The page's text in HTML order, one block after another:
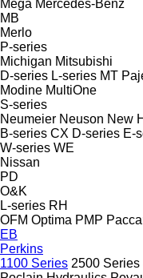
Mega Mercedes-Benz
MB
Merlo
P-series
Michigan Mitsubishi
D-series L-series MT
Modine MultiOne
S-series
Neumeier Neuson New
B-series CX D-series E-
W-series WE
Nissan
PD
O&K
L-series RH
OFM Optima PMP
EB
Perkins
1100 Series 2500 Series